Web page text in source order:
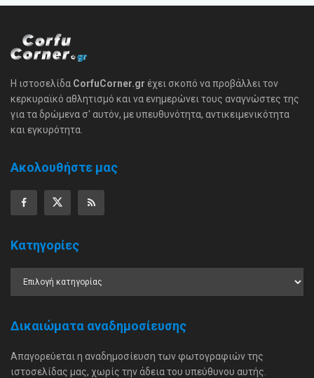
Η ιστοσελίδα CorfuCorner.gr έχει σκοπό να προβάλλει τον
κερκυραϊκό αθλητισμό και να ενημερώνει τους αναγνώστες της
για τα δρώμενα σ' αυτόν, με υπευθυνότητα, αντικειμενικότητα
και εγκυρότητα.
Ακολουθήστε μας
Κατηγορίες
Δικαιώματα αναδημοσίευσης
Απαγορεύεται η αναδημοσίευση των φωτογραφιών της
ιστοσελίδας μας, χωρίς την άδεια του υπεύθυνου αυτής.